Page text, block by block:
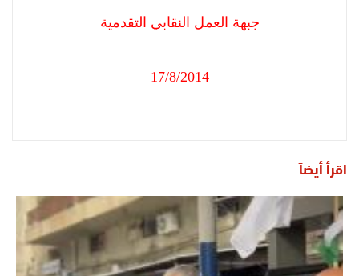
جبهة العمل النقابي التقدمية
17/8/2014
اقرأ أيضاً